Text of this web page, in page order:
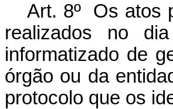
Art. 8º Os atos
realizados no
informatizado de
órgão ou da
protocolo que os